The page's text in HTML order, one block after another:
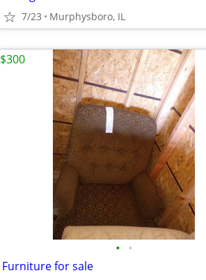
7/23 Murphysboro, IL
• •
Furniture for sale
$300